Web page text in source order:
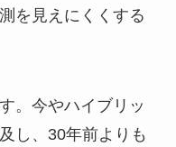
を見えにくくする
。今やハイブリッ
し、30年前よりも